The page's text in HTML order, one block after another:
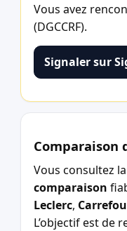
Vous avez
(DGCCRF).
Signaler sur
Comparaison
Vous consultez
comparaison
Leclerc,
L’objectif est de